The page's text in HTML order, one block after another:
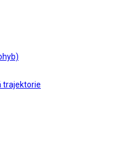
trajektorie